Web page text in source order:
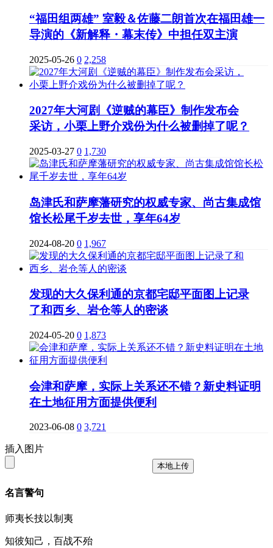
“福田组两雄” 室毅＆佐藤二朗首次在福田雄一
导演的《新解释・幕末传》中担任双主演
2025-05-26 0 2,258
2027年大河剧《逆贼的幕臣》制作发布会
采访，小栗上野介戏份为什么被删掉了呢？
2025-03-27 0 1,730
岛津氏和萨摩藩研究的权威专家、尚古集成馆
馆长松尾千岁去世，享年64岁
2024-08-20 0 1,967
发现的大久保利通的京都宅邸平面图上记录
了和西乡、岩仓等人的密谈
2024-05-20 0 1,873
会津和萨摩，实际上关系还不错？新史料证明
在土地征用方面提供便利
2023-06-08 0 3,721
插入图片
本地上传
名言警句
师夷长技以制夷
知彼知己，百战不殆